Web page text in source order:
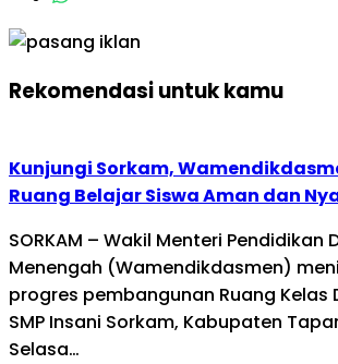
Rekomendasi untuk kamu
Kunjungi Sorkam,
Ruang Belajar Siswa Aman dan
SORKAM – Wakil Menteri Pendidikan
Menengah (Wamendikdasmen)
progres pembangunan Ruang Kelas
SMP Insani Sorkam, Kabupaten
Selasa…